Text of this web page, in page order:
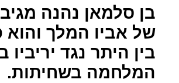
בן סלמאן נהנה
של אביו המלך והוא
בין היתר נגד יריביו
המלחמה בשחיתות.